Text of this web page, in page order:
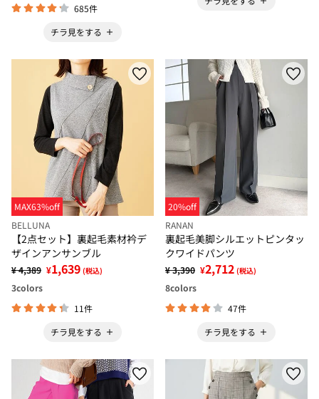
685件
チラ見をする
MAX63%off
BELLUNA
【2点セット】裏起毛素材衿デ
ザインアンサンブル
¥ 4,389 ¥1,639 (税込)
3colors
11件
チラ見をする
20%off
RANAN
裏起毛美脚シルエットピンタッ
クワイドパンツ
¥ 3,390 ¥2,712 (税込)
8colors
47件
チラ見をする